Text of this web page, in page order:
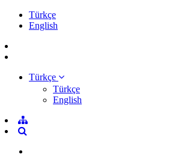
Türkçe
English
Türkçe
Türkçe
English